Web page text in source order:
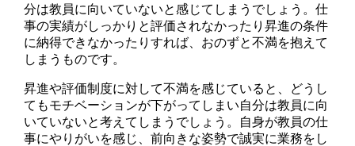
分は教員に向いていないと感じてしまうでしょう。仕
事の実績がしっかりと評価されなかったり昇進の条件
に納得できなかったりすれば、おのずと不満を抱えて
しまうものです。
昇進や評価制度に対して不満を感じていると、どうし
てもモチベーションが下がってしまい自分は教員に向
いていないと考えてしまうでしょう。自身が教員の仕
事にやりがいを感じ、前向きな姿勢で誠実に業務をし